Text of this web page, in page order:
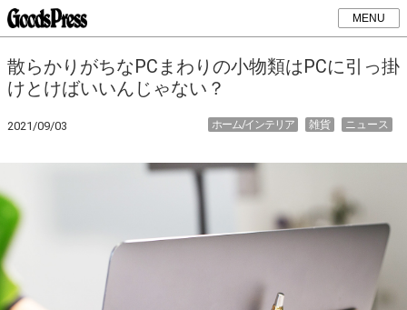
MENU
散らかりがちなPCまわりの小物類はPCに引っ掛
けとけばいいんじゃない？
2021/09/03 ニュース
雑貨
ホーム/インテリア